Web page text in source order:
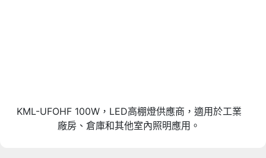
KML-UFOHF 100W，LED高棚燈供應商，適用於工業
廠房、倉庫和其他室內照明應用。